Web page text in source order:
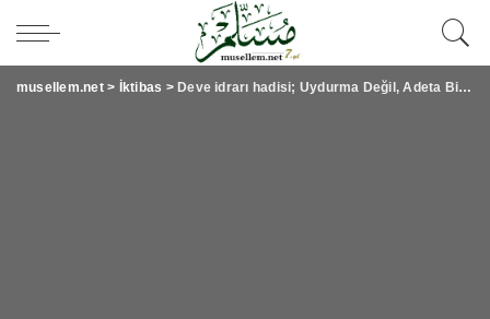
musellem.net> İktibas > Deve idrarı hadisi; Uydurma Değil, Adeta Bir Mucizedir